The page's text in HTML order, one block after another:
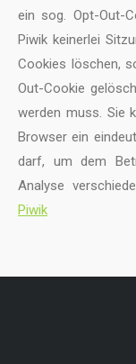
ein sog. Opt-Out-
Piwik keinerlei
Cookies löschen,
Out-Cookie
werden muss. Sie
Browser ein
darf, um dem
Analyse
Piwik